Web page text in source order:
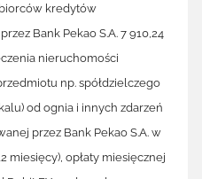
kredytów
Bank Pekao S.A. 7 910,24
nieruchomości
np. spółdzielczego
od ognia i innych zdarzeń
przez Bank Pekao S.A. w
miesięcy), opłaty miesięcznej